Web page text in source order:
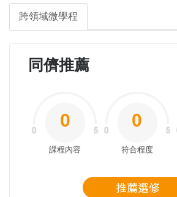
跨領域微學程
同儕推薦
0
課程內容
0
符合程度